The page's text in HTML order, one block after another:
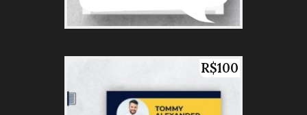
R$100